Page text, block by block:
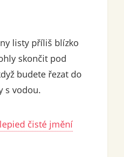
listy příliš blízko
skončit pod
budete řezat do
s vodou.
čisté jmění